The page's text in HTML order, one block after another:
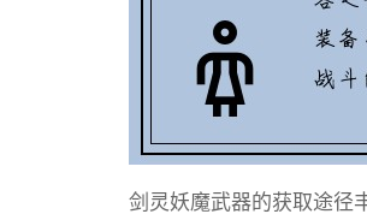
剑灵妖魔武器的获取途径